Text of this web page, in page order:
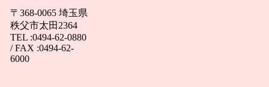
〒368-0065 埼玉県
秩父市太田2364
TEL :0494-62-0880
/ FAX :0494-62-
6000